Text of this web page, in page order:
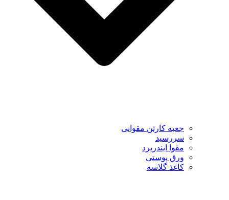
جعبه کارتن مقوایی
سررسید
مقوا ایندربرد
ورق پوستی
کاغذ گلاسه